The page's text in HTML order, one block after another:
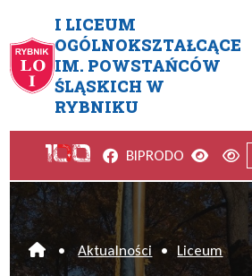
I LICEUM
OGÓLNOKSZTAŁCĄCE
IM. POWSTAŃCÓW
ŚLĄSKICH W
RYBNIKU
Uroczystość
Facebook
BIPRODO
Home
• Aktualności • Liceum